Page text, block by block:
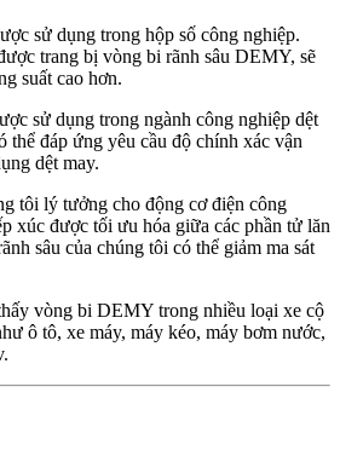
sử dụng trong hộp số công nghiệp.
trang bị vòng bi rãnh sâu DEMY, sẽ
suất cao hơn.
sử dụng trong ngành công nghiệp dệt
đáp ứng yêu cầu độ chính xác vận
dệt may.
tôi lý tưởng cho động cơ điện công
xúc được tối ưu hóa giữa các phần tử lăn
sâu của chúng tôi có thể giảm ma sát
vòng bi DEMY trong nhiều loại xe cộ
ô tô, xe máy, máy kéo, máy bơm nước,